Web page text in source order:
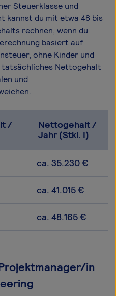
Steuerklasse und
kannst du mit etwa 48 bis
rechnen, wenn du
basiert auf
ohne Kinder und
Nettogehalt
und
/
Nettogehalt /
Jahr (Stkl. I)
ca. 35.230 €
ca. 41.015 €
ca. 48.165 €
in